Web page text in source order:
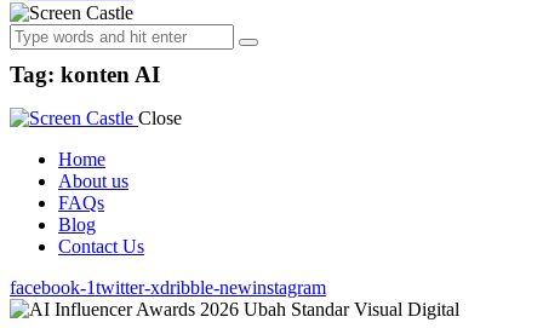
Tag: konten AI
Close
Home
About us
FAQs
Blog
Contact Us
facebook-1twitter-xdribble-newinstagram